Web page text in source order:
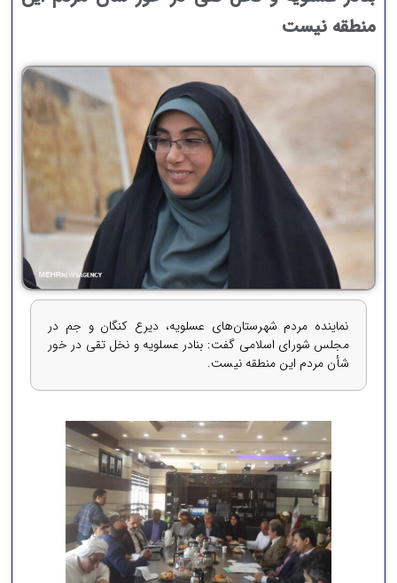
منطقه نیست
نماینده مردم شهرستان‌های عسلویه، دیرع کنگان و جم در
مجلس شورای اسلامی گفت: بنادر عسلویه و نخل تقی در خور
شأن مردم این منطقه نیست.